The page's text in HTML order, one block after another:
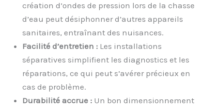
création d’ondes de pression lors de la chasse
d’eau peut désiphonner d’autres appareils
sanitaires, entraînant des nuisances.
Facilité d’entretien : Les installations
séparatives simplifient les diagnostics et les
réparations, ce qui peut s’avérer précieux en
cas de problème.
Durabilité accrue : Un bon dimensionnement